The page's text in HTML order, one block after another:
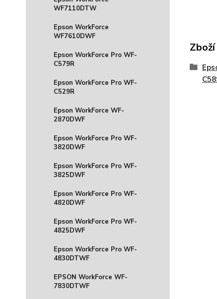
WF7110DTW
Epson WorkForce
WF7610DWF
Epson WorkForce Pro WF-
C579R
Epson WorkForce Pro WF-
C529R
Epson WorkForce WF-
2870DWF
Epson WorkForce Pro WF-
3820DWF
Epson WorkForce Pro WF-
3825DWF
Epson WorkForce Pro WF-
4820DWF
Epson WorkForce Pro WF-
4825DWF
Epson WorkForce Pro WF-
4830DTWF
EPSON WorkForce WF-
7830DTWF